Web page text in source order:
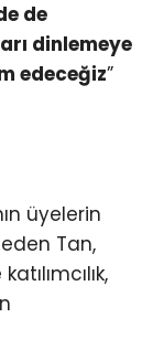
de
dinlemeye
edeceğiz”
üyelerin
Tan,